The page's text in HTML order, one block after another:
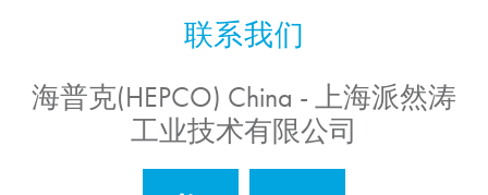
海普克(HEPCO) China - 上海派然涛
工业技术有限公司